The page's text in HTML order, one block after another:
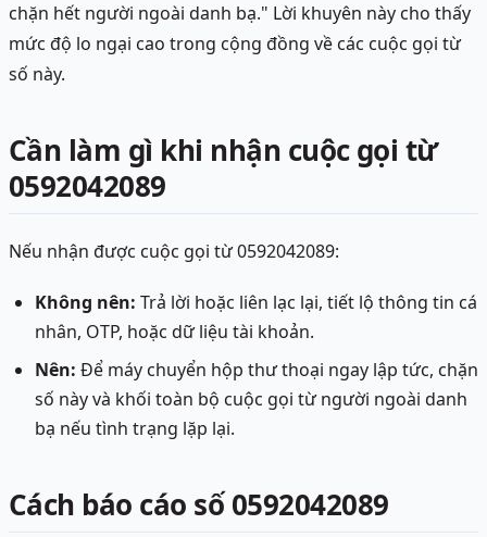
chặn hết người ngoài danh bạ." Lời khuyên này cho thấy
mức độ lo ngại cao trong cộng đồng về các cuộc gọi từ
số này.
Cần làm gì khi nhận cuộc gọi từ
0592042089
Nếu nhận được cuộc gọi từ 0592042089:
Không nên: Trả lời hoặc liên lạc lại, tiết lộ thông tin cá
nhân, OTP, hoặc dữ liệu tài khoản.
Nên: Để máy chuyển hộp thư thoại ngay lập tức, chặn
số này và khối toàn bộ cuộc gọi từ người ngoài danh
bạ nếu tình trạng lặp lại.
Cách báo cáo số 0592042089